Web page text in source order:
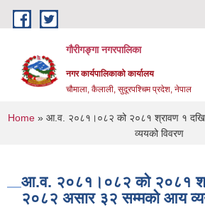
Skip to main content
गौरीगङ्गा नगरपालिका
नगर कार्यपालिकाको कार्यालय
चौमाला, कैलाली, सुदूरपश्चिम प्रदेश, नेपाल
You are here
Home» आ.व. २०८१।०८२ को २०८१ श्रावण १
व्ययको विवरण
आ.व. २०८१।०८२ को २०८१
२०८२ असार ३२ सम्मको आय